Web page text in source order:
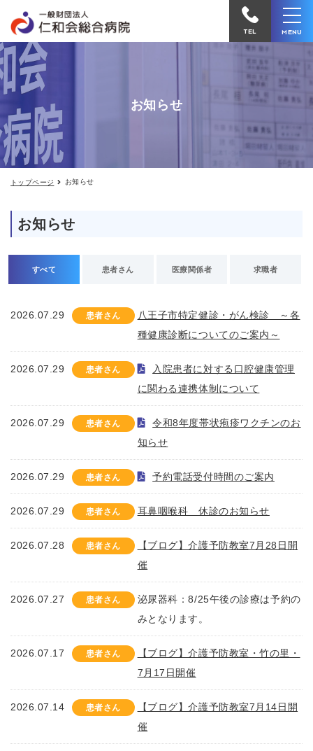
せ
病
院
電
TEL MENU
お知らせ
トップページ お知らせ
お知らせ
すべて 患者さん 医療関係者 求職者
2026.07.29 患者さん
八王子市特定健診・がん検診 ～各
種健康診断についてのご案内～
2026.07.29 患者さん
入院患者に対する口腔健康管理
に関わる連携体制について
2026.07.29 患者さん
令和8年度帯状疱疹ワクチンのお
知らせ
2026.07.29 患者さん 予約電話受付時間のご案内
2026.07.29 患者さん 耳鼻咽喉科 休診のお知らせ
2026.07.28 患者さん
【ブログ】介護予防教室7月28日開
催
2026.07.27 患者さん
泌尿器科：8/25午後の診療は予約の
みとなります。
2026.07.17 患者さん
【ブログ】介護予防教室・竹の里・
7月17日開催
2026.07.14 患者さん
【ブログ】介護予防教室7月14日開
催